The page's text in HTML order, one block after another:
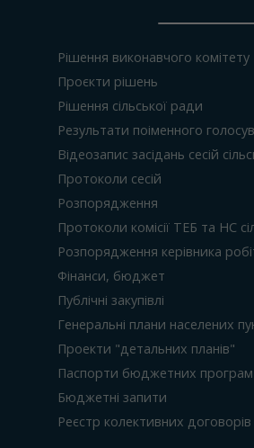
Рішення виконавчого комітету
Проєкти рішень
Рішення сільської ради
Результати поіменного
Відеозапис засідань сесій
Протоколи сесій
Розпорядження
Протоколи комісії ТЕБ та НС
Розпорядження керівника
Фінанси, бюджет
Публічні закупівлі
Генеральні плани населених
Проекти "детальних планів"
Паспорти бюджетних програм
Бюджетні запити
Реєстр колективних договорів